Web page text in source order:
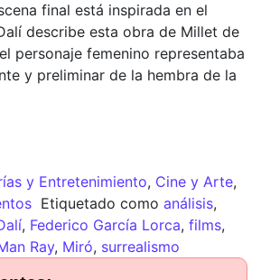
final está inspirada en el
describe esta obra de Millet de
personaje femenino representaba
y preliminar de la hembra de la
y Entretenimiento, Cine y Arte,
Etiquetado como análisis,
, Federico García Lorca, films,
Ray, Miró, surrealismo